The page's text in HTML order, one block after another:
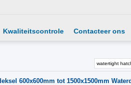
Kwaliteitscontrole Contacteer ons
600x600mm tot 1500x1500mm